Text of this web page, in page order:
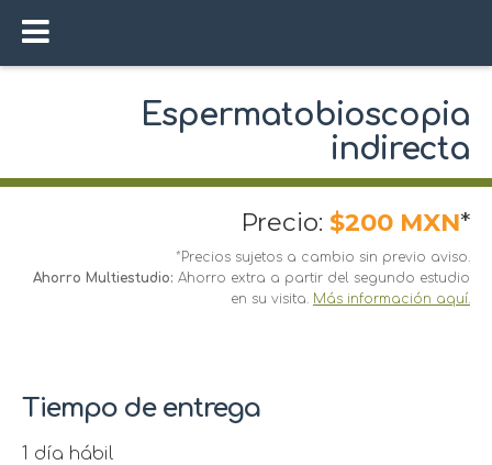
Espermatobioscopia
indirecta
Precio: $200 MXN*
*Precios sujetos a cambio sin previo aviso.
Ahorro Multiestudio: Ahorro extra a partir del segundo estudio
en su visita. Más información aquí.
Tiempo de entrega
1 día hábil